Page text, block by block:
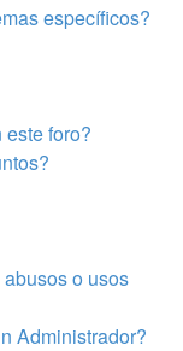
específicos?
foro?
o usos
Administrador?